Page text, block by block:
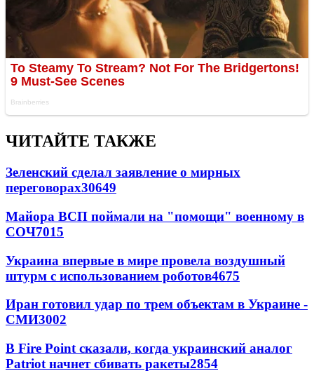
ЧИТАЙТЕ ТАКЖЕ
Зеленский сделал заявление о мирных
переговорах30649
Майора ВСП поймали на "помощи" военному в
СОЧ7015
Украина впервые в мире провела воздушный
штурм с использованием роботов4675
Иран готовил удар по трем объектам в Украине -
СМИ3002
В Fire Point сказали, когда украинский аналог
Patriot начнет сбивать ракеты2854